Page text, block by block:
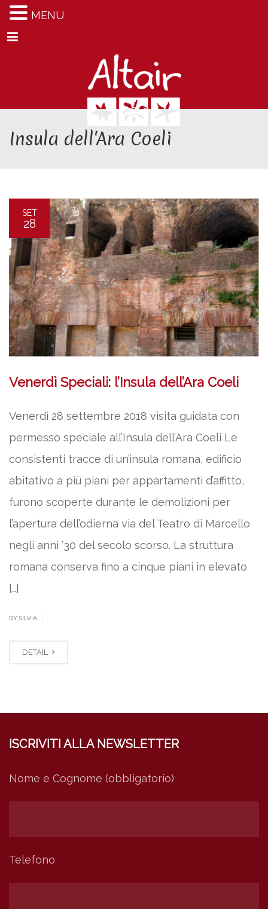
Menu
Insula dell'Ara Coeli
SET
28
Venerdì Speciali: l’Insula dell’Ara Coeli
Venerdì 28 settembre 2018 visita guidata con
permesso speciale all’Insula dell’Ara Coeli Le
consistenti tracce di un’insula romana, edificio
abitativo a più piani per appartamenti d’affitto,
furono scoperte durante le demolizioni per
l’apertura dell’odierna via del Teatro di Marcello
negli anni ’30 del secolo scorso. La struttura
romana conserva fino a cinque piani in elevato
[…]
BY SILVIA
DETAIL
ISCRIVITI ALLA NEWSLETTER
Nome e Cognome (obbligatorio)
Telefono
MENU